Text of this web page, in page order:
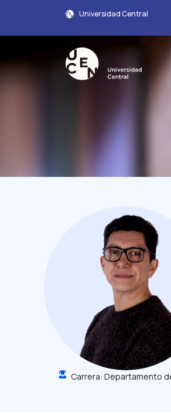
Universidad Central
Perfil
Carrera: Departamento